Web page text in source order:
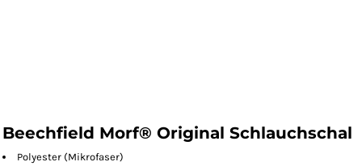
Beechfield Morf® Original Schlauchschal
Polyester (Mikrofaser)